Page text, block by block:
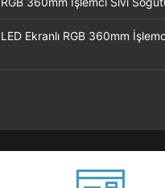
Ekranlı RGB 360mm